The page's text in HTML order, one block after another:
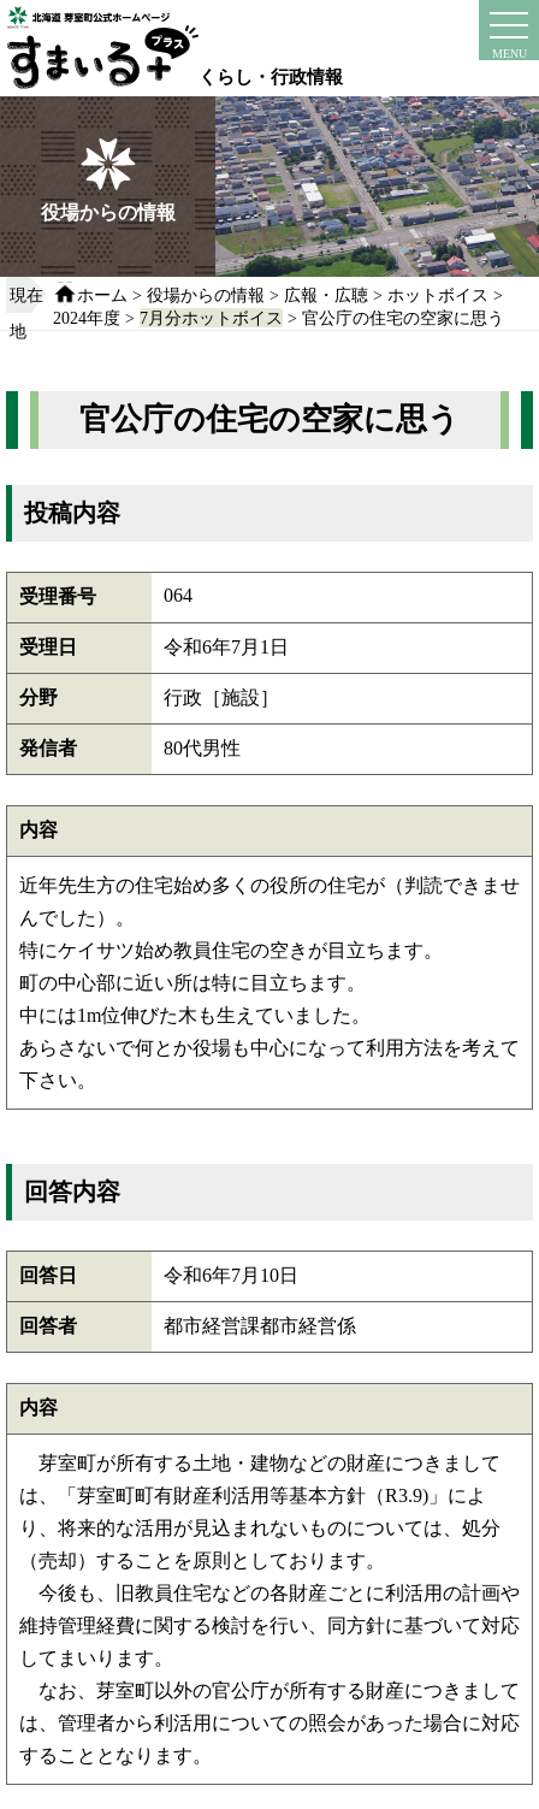
本
文
へ
移
動
る
くらし・行政情報
MENU
instagram
役場からの情報
現在
地
ホーム >役場からの情報 > 広報・広聴 > ホットボイス >
2024年度 > 7月分ホットボイス > 官公庁の住宅の空家に思う
官公庁の住宅の空家に思う
投稿内容
受理番号 064
受理日 令和6年7月1日
分野 行政［施設］
発信者 80代男性
内容
近年先生方の住宅始め多くの役所の住宅が（判読できませ
んでした）。
特にケイサツ始め教員住宅の空きが目立ちます。
町の中心部に近い所は特に目立ちます。
中には1m位伸びた木も生えていました。
あらさないで何とか役場も中心になって利用方法を考えて
下さい。
回答内容
回答日 令和6年7月10日
回答者 都市経営課都市経営係
内容
芽室町が所有する土地・建物などの財産につきまして
は、「芽室町町有財産利活用等基本方針（R3.9)」によ
り、将来的な活用が見込まれないものについては、処分
（売却）することを原則としております。
今後も、旧教員住宅などの各財産ごとに利活用の計画や
維持管理経費に関する検討を行い、同方針に基づいて対応
してまいります。
なお、芽室町以外の官公庁が所有する財産につきまして
は、管理者から利活用についての照会があった場合に対応
することとなります。